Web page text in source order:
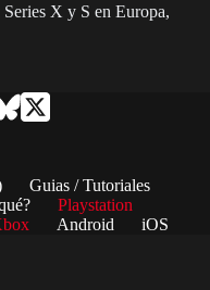
X y S en Europa,
Guias / Tutoriales
Playstation
Android
iOS